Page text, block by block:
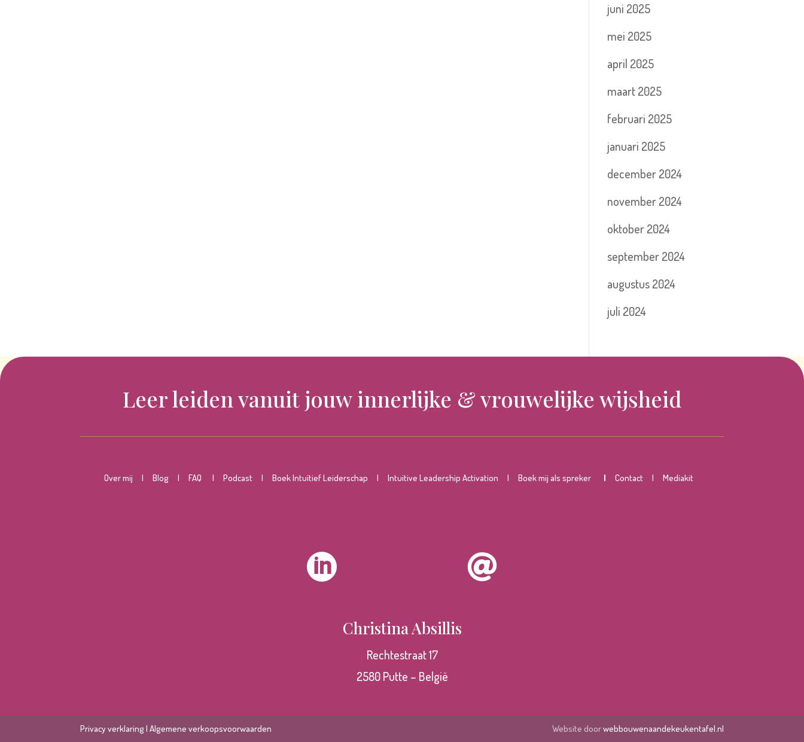
juni 2025
mei 2025
april 2025
maart 2025
februari 2025
januari 2025
december 2024
november 2024
oktober 2024
september 2024
augustus 2024
juli 2024
Leer leiden vanuit jouw innerlijke & vrouwelijke wijsheid
Over mij | Blog | FAQ | Podcast | Boek Intuïtief Leiderschap | Intuitive Leadership Activation | Boek mij als spreker | Contact | Mediakit
 
Christina Absillis
Rechtestraat 17
2580 Putte – België
Privacy verklaring|Algemene verkoopsvoorwaarden Website doorwebbouwenaandekeukentafel.nl